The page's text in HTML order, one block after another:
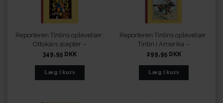
Reporteren Tintins oplevelser:
Ottokars scepter –
fundamentalistisk
349,95 DKK
Reporteren Tintins oplevelser:
Tintin i Amerika –
fundamentalistisk
299,95 DKK